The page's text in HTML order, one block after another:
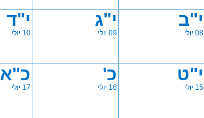
י"ב
08 יולי
י"ג
09 יולי
י"ד
10 יולי
י"ט
15 יולי
כ'
16 יולי
כ"א
17 יולי